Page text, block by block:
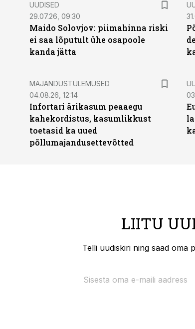
UUDISED
29.07.26, 09:30
Maido Solovjov: piimahinna riski
ei saa lõputult ühe osapoole
kanda jätta
MAJANDUSTULEMUSED
04.08.26, 12:14
Infortari ärikasum peaaegu
kahekordistus, kasumlikkust
toetasid ka uued
põllumajandusettevõtted
LIITU
Telli uudiskiri ning saad oma